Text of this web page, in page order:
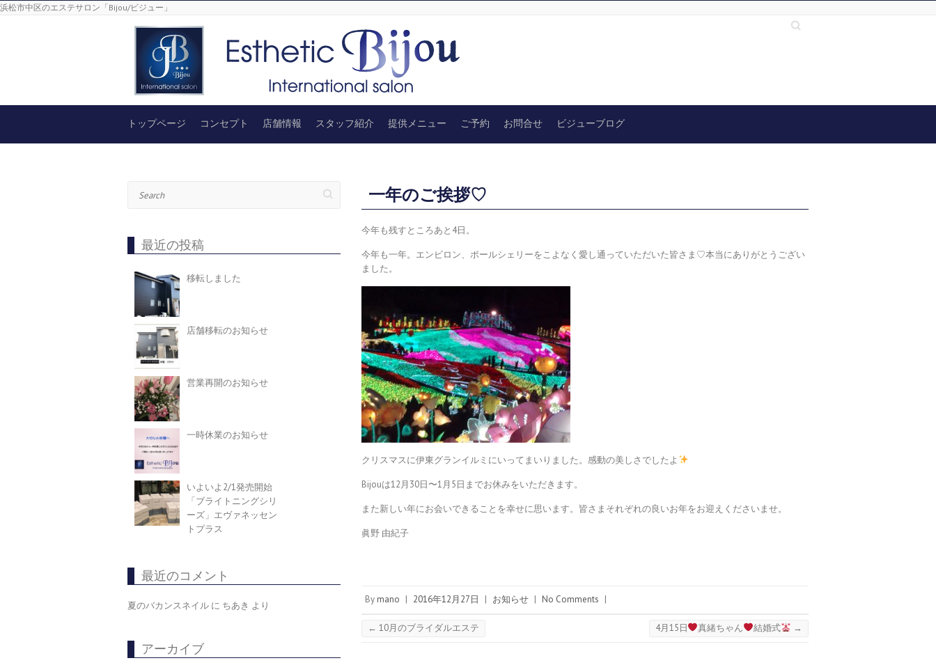
浜松市中区のエステサロン「Bijou/ビジュー」
Search
トップページ コンセプト 店舗情報 スタッフ紹介 提供メニュー ご予約 お問合せ ビジューブログ
一年のご挨拶♡
今年も残すところあと4日。
今年も一年。エンビロン、ポールシェリーをこよなく愛し通っていただいた皆さま♡本当にありがとうござい
ました。
クリスマスに伊東グランイルミにいってまいりました。感動の美しさでしたよ
Bijouは12月30日〜1月5日までお休みをいただきます。
また新しい年にお会いできることを幸せに思います。皆さまそれぞれの良いお年をお迎えくださいませ。
眞野 由紀子
By mano | 2016年12月27日 | お知らせ | No Comments |
← 10月のブライダルエステ 4月15日 真緒ちゃん 結婚式 →
最近の投稿
移転しました
店舗移転のお知らせ
営業再開のお知らせ
一時休業のお知らせ
いよいよ2/1発売開始
「ブライトニングシリ
ーズ」エヴァネッセン
トプラス
最近のコメント
夏のバカンスネイル に ちあき より
アーカイブ